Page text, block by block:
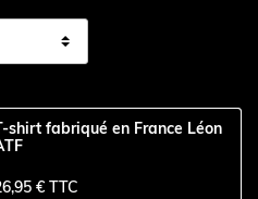
shirt fabriqué en France Léon
€ TTC